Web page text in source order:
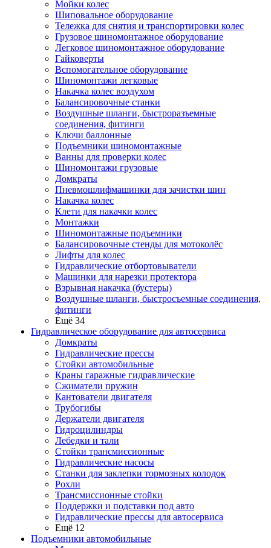
Мойки колес
Шиповальное оборудование
Тележка для снятия и транспортировки колес
Грузовое шиномонтажное оборудование
Легковое шиномонтажное оборудование
Гайковерты
Вспомогательное оборудование
Шиномонтажи легковые
Накачка колес воздухом
Балансировочные станки
Воздушные шланги, быстроразъемные
соединения, фитинги
Ключи баллонные
Подъемники шиномонтажные
Ванны для проверки колес
Шиномонтажи грузовые
Домкраты
Пневмошлифмашинки для зачистки шин
Накачка колес
Клети для накачки колес
Монтажки
Шиномонтажные подъемники
Балансировочные стенды для мотоколёс
Лифты для колес
Гидравлические отбортовыватели
Машинки для нарезки протектора
Взрывная накачка (бустеры)
Воздушные шланги, быстросъемные соединения,
фитинги
Ещё 34
Гидравлическое оборудование для автосервиса
Домкраты
Гидравлические прессы
Стойки автомобильные
Краны гаражные гидравлические
Сжиматели пружин
Кантователи двигателя
Трубогибы
Держатели двигателя
Гидроцилиндры
Лебедки и тали
Стойки трансмиссионные
Гидравлические насосы
Cтанки для заклепки тормозных колодок
Рохли
Трансмиссионные стойки
Поддержки и подставки под авто
Гидравлические прессы для автосервиса
Ещё 12
Подъемники автомобильные